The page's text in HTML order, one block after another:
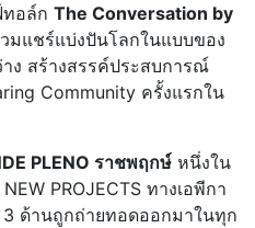
ทอล์ก The Conversation by
มแชร์แบ่งปันโลกในแบบของ
ง สร้างสรรค์ประสบการณ์
Community ครั้งแรกใน
PLENO ราชพฤกษ์ หนึ่งใน
PROJECTS ทางเอพีกา
3 ด้านถูกถ่ายทอดออกมาในทุก